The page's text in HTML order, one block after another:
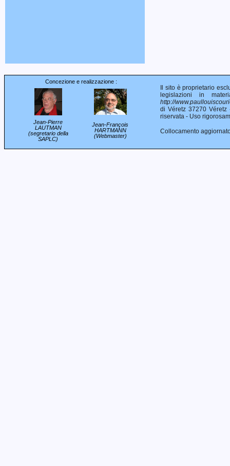
Concezione e realizzazione :
Jean-Pierre
LAUTMAN
(segretario della
SAPLC)
Jean-François
HARTMANN
(Webmaster)
Il sito è proprietario
legislazioni in
http://
di Véretz 37270
riservata - Uso
Collocamento